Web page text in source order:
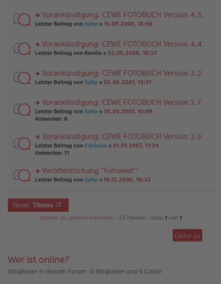
g
B
ei
g
es
e
B
ei
g
u
n
es
e
B
ei
g
rs
u
n
es
e
B
ei
tr
g
Vorankündigung: CEWE FOTOBUCH Version 4.5.
Letzter Beitrag von Sylke « 15.09.2008, 18:06
rs
u
n
es
e
n
B
ei
tr
a
Vorankündigung: CEWE FOTOBUCH Version 4.4.
Letzter Beitrag von Kerstin « 02.05.2008, 10:37
rs
u
n
g
es
e
n
er
ei
tr
Vorankündigung: CEWE FOTOBUCH Version 3.2.
Letzter Beitrag von Sylke « 03.06.2007, 12:01
rs
te
n
g
el
e
n
ei
tr
Vorankündigung: CEWE FOTOBUCH Version 2.7
Letzter Beitrag von Sylke « 05.05.2007, 10:49
Antworten: 6
rs
te
n
g
es
e
n
g
Vorankündigung: CEWE FOTOBUCH Version 2.6
Letzter Beitrag von Chräcker « 01.01.2007, 11:24
Antworten: 11
rs
u
n
B
tr
Veröffentlichung "Fotowelt"
Letzter Beitrag von Sylke « 19.12.2006, 16:32
Neues Thema
Themen als gelesen markieren • 23 Themen • Seite 1 von 1
Gehe zu
Wer ist online?
Mitglieder in diesem Forum: 0 Mitglieder und 9 Gäste